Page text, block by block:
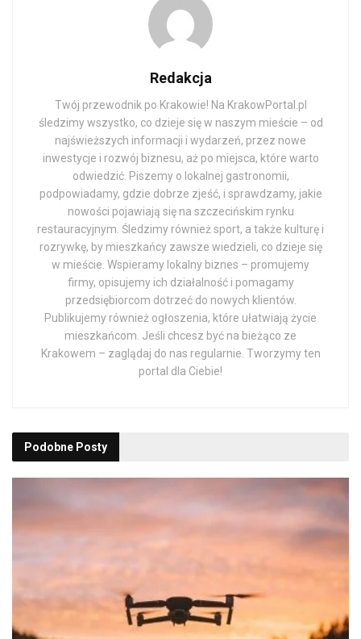
Redakcja
Twój przewodnik po Krakowie! Na KrakowPortal.pl
śledzimy wszystko, co dzieje się w naszym mieście – od
najświeższych informacji i wydarzeń, przez nowe
inwestycje i rozwój biznesu, aż po miejsca, które warto
odwiedzić. Piszemy o lokalnej gastronomii,
podpowiadamy, gdzie dobrze zjeść, i sprawdzamy, jakie
nowości pojawiają się na szczecińskim rynku
restauracyjnym. Śledzimy również sport, a także kulturę i
rozrywkę, by mieszkańcy zawsze wiedzieli, co dzieje się
w mieście. Wspieramy lokalny biznes – promujemy
firmy, opisujemy ich działalność i pomagamy
przedsiębiorcom dotrzeć do nowych klientów.
Publikujemy również ogłoszenia, które ułatwiają życie
mieszkańcom. Jeśli chcesz być na bieżąco ze
Krakowem – zaglądaj do nas regularnie. Tworzymy ten
portal dla Ciebie!
Podobne Posty